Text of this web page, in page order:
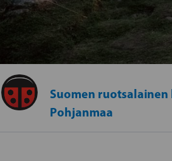
Suomen
Pohjanmaa